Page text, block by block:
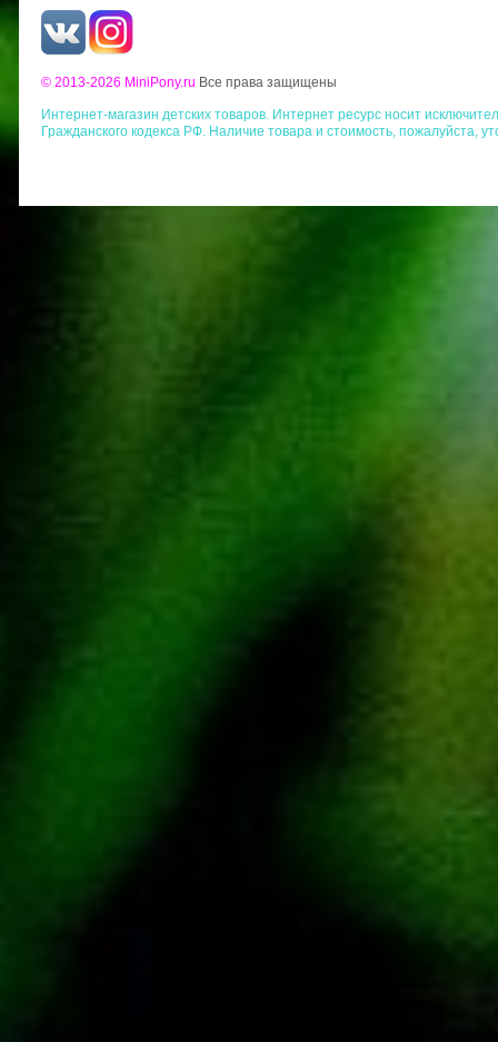
© 2013-2026 MiniPony.ru Все права защищены
Интернет-магазин детских товаров. Интернет ресурс носит
Гражданского кодекса РФ. Наличие товара и стоимость, пожалуйста,